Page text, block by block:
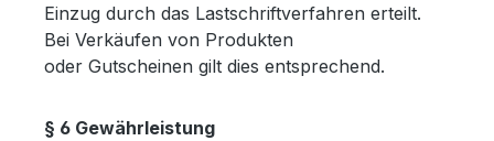
Einzug durch das Lastschriftverfahren erteilt.
Bei Verkäufen von Produkten
oder Gutscheinen gilt dies entsprechend.
§ 6 Gewährleistung